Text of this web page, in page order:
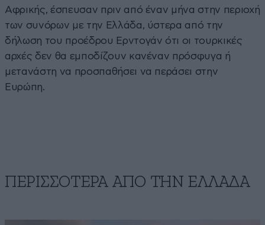
Αφρικής, έσπευσαν πριν από έναν μήνα στην περιοχή
των συνόρων με την Ελλάδα, ύστερα από την
δήλωση του προέδρου Ερντογάν ότι οι τουρκικές
αρχές δεν θα εμποδίζουν κανέναν πρόσφυγα ή
μετανάστη να προσπαθήσει να περάσει στην
Ευρώπη.
ΠΕΡΙΣΣΟΤΕΡΑ ΑΠΟ ΤΗΝ ΕΛΛΑΔΑ